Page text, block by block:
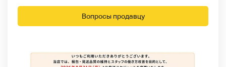
Вопросы продавцу